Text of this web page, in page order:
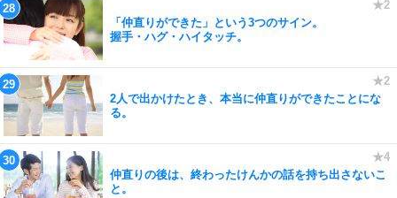
「仲直りができた」という3つのサイン。
握手・ハグ・ハイタッチ。
2人で出かけたとき、本当に仲直りができたことにな
る。
仲直りの後は、終わったけんかの話を持ち出さないこ
と。